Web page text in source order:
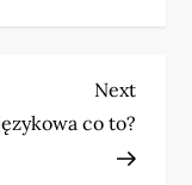
Next
Post
Next
co to?